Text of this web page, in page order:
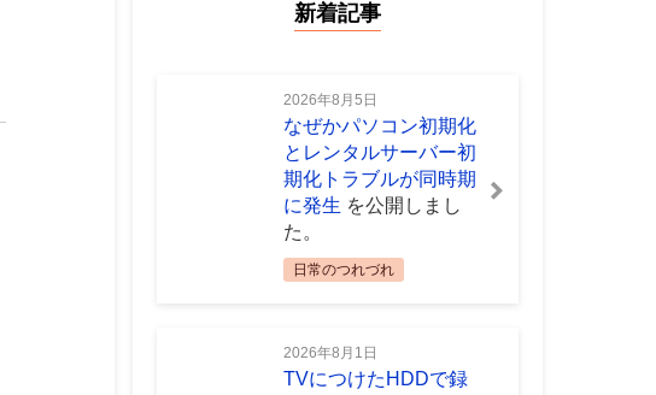
新着記事
2026年8月5日
なぜかパソコン初期化
とレンタルサーバー初
期化トラブルが同時期
に発生 を公開しまし
た。
日常のつれづれ
2026年8月1日
TVにつけたHDDで録